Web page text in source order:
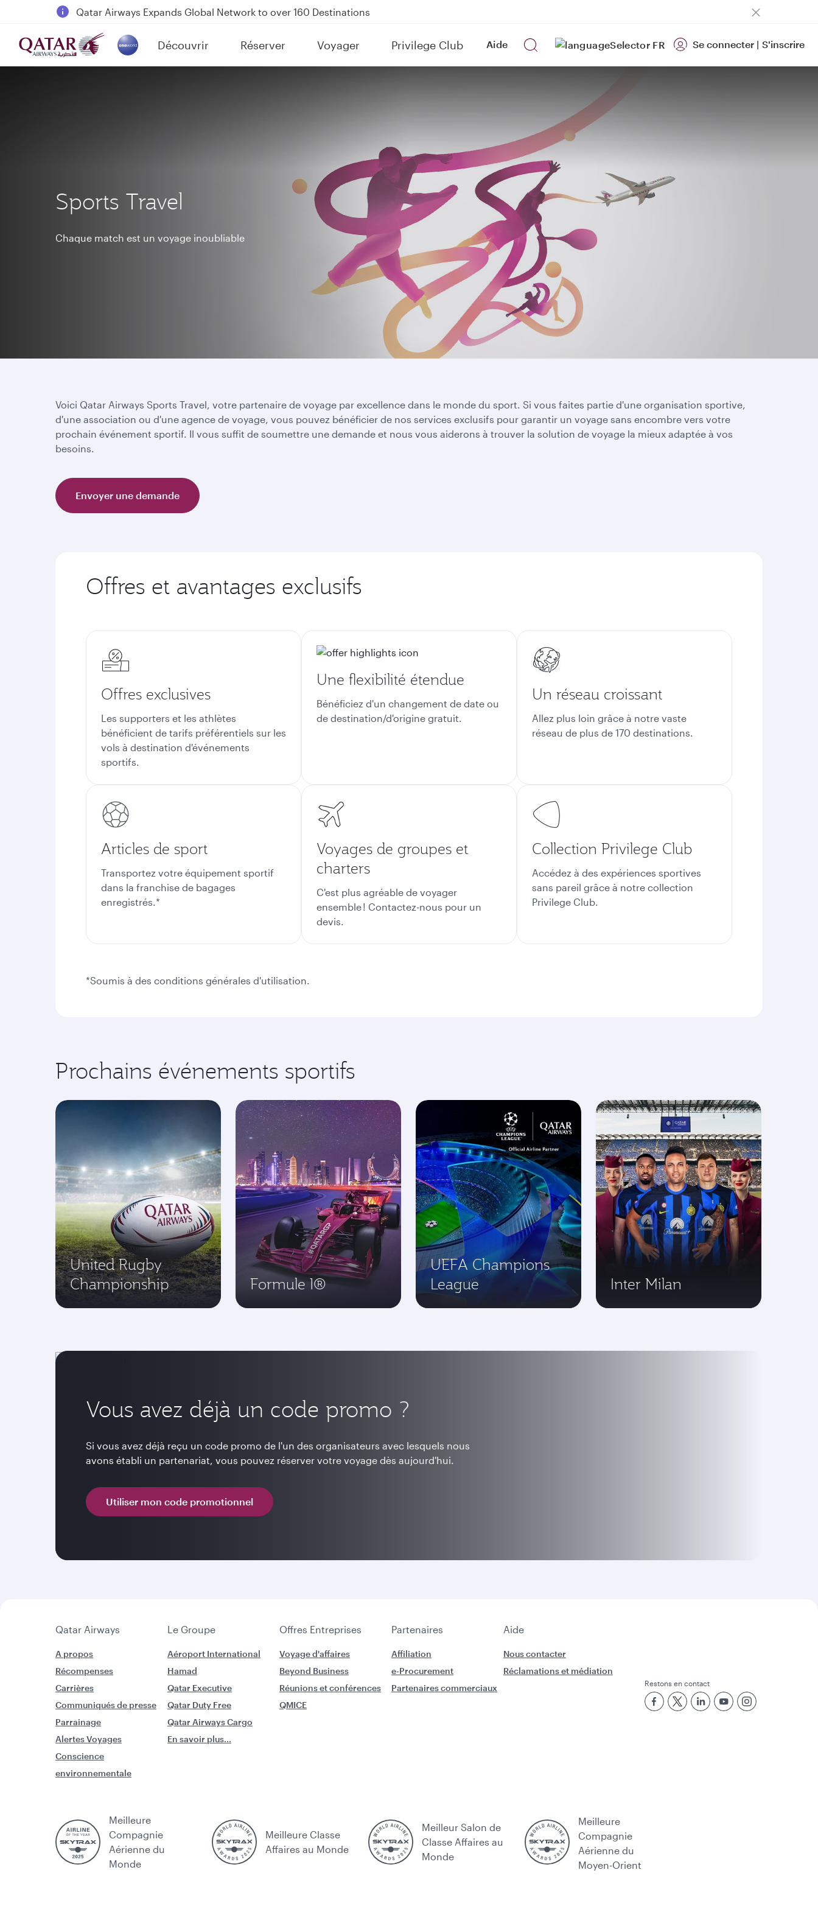
18 June 2026: Updates on Travelling with Power Banks
6 August 2026: Qatar Airways flight resumption to Bahrain (BAH), Erbil (EBL), and Kuwait (KWI)
Qatar Airways Expands Global Network to over 160 Destinations
Découvrir
(active) Réserver Voyager Privilege Club Aide FR Se connecter | S'inscrire
Sports Travel
Chaque match est un voyage inoubliable
Voici Qatar Airways Sports Travel, votre partenaire de voyage par excellence dans le monde du sport. Si vous faites partie d'une organisation sportive,
d'une association ou d'une agence de voyage, vous pouvez bénéficier de nos services exclusifs pour garantir un voyage sans encombre vers votre
prochain événement sportif. Il vous suffit de soumettre une demande et nous vous aiderons à trouver la solution de voyage la mieux adaptée à vos
besoins.
Envoyer une demande
Offres et avantages exclusifs
Offres exclusives
Les supporters et les athlètes
bénéficient de tarifs préférentiels sur les
vols à destination d'événements
sportifs.
Une flexibilité étendue
Bénéficiez d'un changement de date ou
de destination/d'origine gratuit.
Un réseau croissant
Allez plus loin grâce à notre vaste
réseau de plus de 170 destinations.
Articles de sport
Transportez votre équipement sportif
dans la franchise de bagages
enregistrés.*
Voyages de groupes et
charters
C'est plus agréable de voyager
ensemble ! Contactez-nous pour un
devis.
Collection Privilege Club
Accédez à des expériences sportives
sans pareil grâce à notre collection
Privilege Club.
*Soumis à des conditions générales d'utilisation.
Prochains événements sportifs
United Rugby
Championship
Formule 1®
UEFA Champions
League
Inter Milan
Vous avez déjà un code promo ?
Si vous avez déjà reçu un code promo de l'un des organisateurs avec lesquels nous
avons établi un partenariat, vous pouvez réserver votre voyage dès aujourd'hui.
Utiliser mon code promotionnel
Qatar Airways Le Groupe Offres Entreprises Partenaires Aide
A propos
Récompenses
Carrières
Communiqués de presse
Parrainage
Alertes Voyages
Conscience
environnementale
Aéroport International
Hamad
Qatar Executive
Qatar Duty Free
Qatar Airways Cargo
En savoir plus...
Voyage d'affaires
Beyond Business
Réunions et conférences
QMICE
Affiliation
e-Procurement
Partenaires commerciaux
Nous contacter
Réclamations et médiation
Restons en contact
Meilleure
Compagnie
Aérienne du
Monde
Meilleure Classe
Affaires au Monde
Meilleur Salon de
Classe Affaires au
Monde
Meilleure
Compagnie
Aérienne du
Moyen-Orient